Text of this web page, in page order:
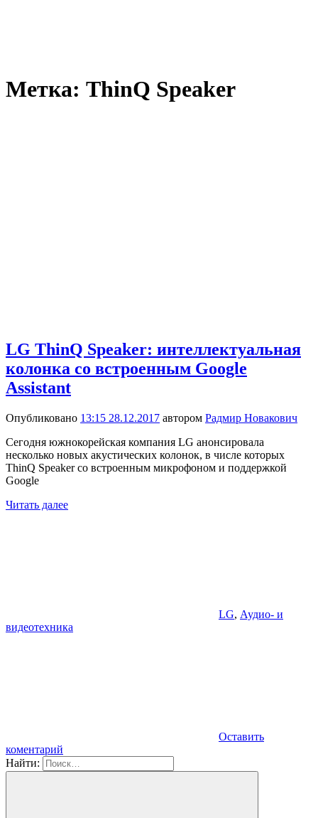
Метка: ThinQ Speaker
LG ThinQ Speaker: интеллектуальная
колонка со встроенным Google
Assistant
Опубликовано 13:15 28.12.2017 автором Радмир Новакович
Сегодня южнокорейская компания LG анонсировала
несколько новых акустических колонок, в числе которых
ThinQ Speaker со встроенным микрофоном и поддержкой
Google
Читать далее
LG, Аудио- и
видеотехника
Оставить
коментарий
Найти: